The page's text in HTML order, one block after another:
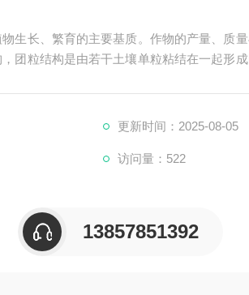
生长、繁育的主要基质。作物的产量、质
团粒结构是由若干土壤单粒粘结在一起形
更新时间：2025-08-05
访问量：522
13857851392